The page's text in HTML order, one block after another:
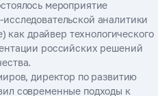
мероприятие
аналитики
драйвер технологического
российских решений
директор по развитию
современные подходы к